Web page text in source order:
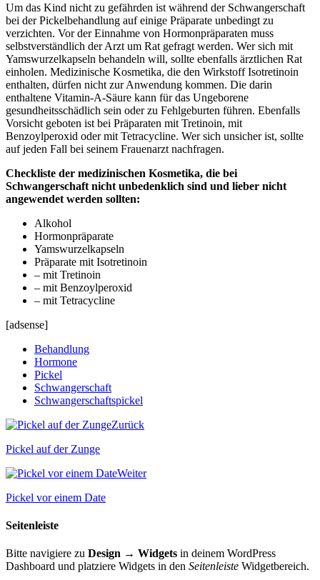
Um das Kind nicht zu gefährden ist während der Schwangerschaft
bei der Pickelbehandlung auf einige Präparate unbedingt zu
verzichten. Vor der Einnahme von Hormonpräparaten muss
selbstverständlich der Arzt um Rat gefragt werden. Wer sich mit
Yamswurzelkapseln behandeln will, sollte ebenfalls ärztlichen Rat
einholen. Medizinische Kosmetika, die den Wirkstoff Isotretinoin
enthalten, dürfen nicht zur Anwendung kommen. Die darin
enthaltene Vitamin-A-Säure kann für das Ungeborene
gesundheitsschädlich sein oder zu Fehlgeburten führen. Ebenfalls
Vorsicht geboten ist bei Präparaten mit Tretinoin, mit
Benzoylperoxid oder mit Tetracycline. Wer sich unsicher ist, sollte
auf jeden Fall bei seinem Frauenarzt nachfragen.
Checkliste der medizinischen Kosmetika, die bei
Schwangerschaft nicht unbedenklich sind und lieber nicht
angewendet werden sollten:
Alkohol
Hormonpräparate
Yamswurzelkapseln
Präparate mit Isotretinoin
– mit Tretinoin
– mit Benzoylperoxid
– mit Tetracycline
[adsense]
Behandlung
Hormone
Pickel
Schwangerschaft
Schwangerschaftspickel
Zurück
Pickel auf der Zunge
Weiter
Pickel vor einem Date
Seitenleiste
Bitte navigiere zu Design → Widgets in deinem WordPress
Dashboard und platziere Widgets in den Seitenleiste Widgetbereich.